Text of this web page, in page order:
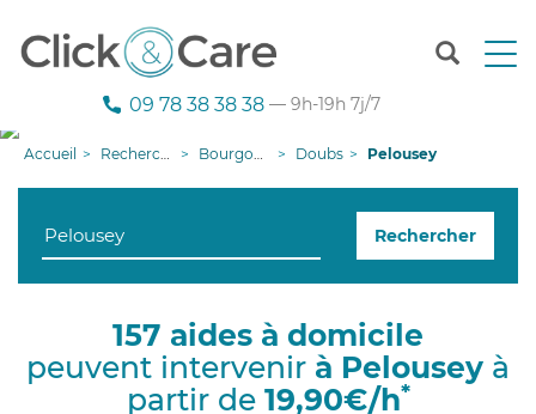
T
n
g
i
09 78 38 38 38 — 9h-19h 7j/7
Accueil Recherche aide à domicile Bourgogne-Franche-Comté Doubs Pelousey
Rechercher
157 aides à domicile
peuvent intervenir à Pelousey à
partir de 19,90€/h*